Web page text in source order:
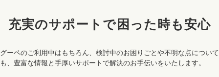
充実のサポートで困った時も安心
グーペのご利用中はもちろん、検討中のお困りごとや不明な点について
も、豊富な情報と手厚いサポートで解決のお手伝いをいたします。